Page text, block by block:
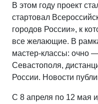
В этом году проект
стартовал
городов России», к
все желающие. В
мастер-классы: очно
Севастополя,
России. Новости
С 8 апреля по 12 мая